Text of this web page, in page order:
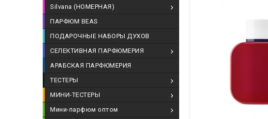
Silvana (НОМЕРНАЯ)
ПАРФЮМ BEAS
ПОДАРОЧНЫЕ НАБОРЫ ДУХОВ
СЕЛЕКТИВНАЯ ПАРФЮМЕРИЯ
АРАБСКАЯ ПАРФЮМЕРИЯ
ТЕСТЕРЫ
МИНИ-ТЕСТЕРЫ
Мини-парфюм оптом